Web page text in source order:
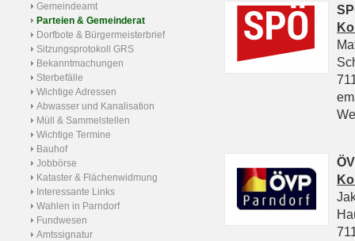
Gemeindeamt
Parteien & Gemeinderat
Dorfbote & Bürgermeisterbrief
Sitzungsprotokoll GRS
Bekanntmachungen
Sterbefälle
Wichtige Adressen
Abwasser und Kanalisation
Müll & Sammelstellen
Wichtige Termine
Bauhof
Jobbörse
Kataster & Flächenwidmung
Interessante Links
Wahlen in Parndorf
Fundwesen
Amtssignatur